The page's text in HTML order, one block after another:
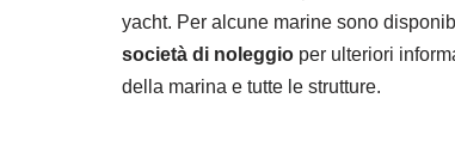
yacht. Per alcune marine sono
società di noleggio per ulteriori
della marina e tutte le strutture.